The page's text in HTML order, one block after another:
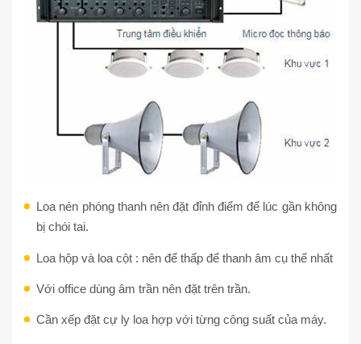
Loa nén phóng thanh nên đặt đỉnh điểm để lúc gần không
bị chói tai.
Loa hộp và loa cột : nên để thấp để thanh âm cụ thể nhất
Với office dùng âm trần nên đặt trên trần.
Cần xếp đặt cự ly loa hợp với từng công suất của máy.